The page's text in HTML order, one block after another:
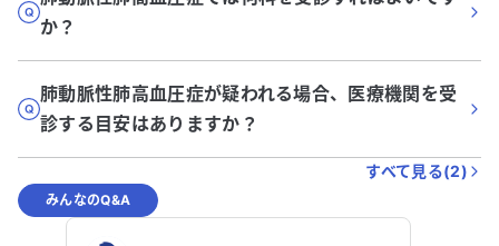
か？
肺動脈性肺高血圧症が疑われる場合、医療機関を受
診する目安はありますか？
すべて見る(2)
みんなのQ&A